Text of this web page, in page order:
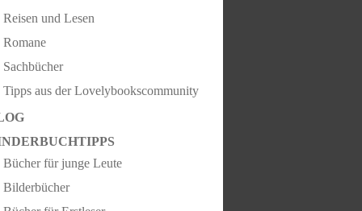
Reisen und Lesen
Romane
Sachbücher
Tipps aus der Lovelybookscommunity
Bücher für junge Leute
Bilderbücher